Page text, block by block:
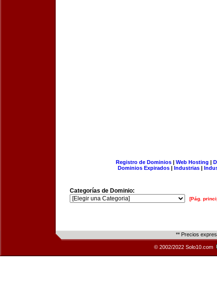
Registro de Dominios| Web Hosting |
Dominios Expirados | Industrias |
Categorías de Dominio:
[Pág.
** Precios
© 2002/2022 Solo10.com